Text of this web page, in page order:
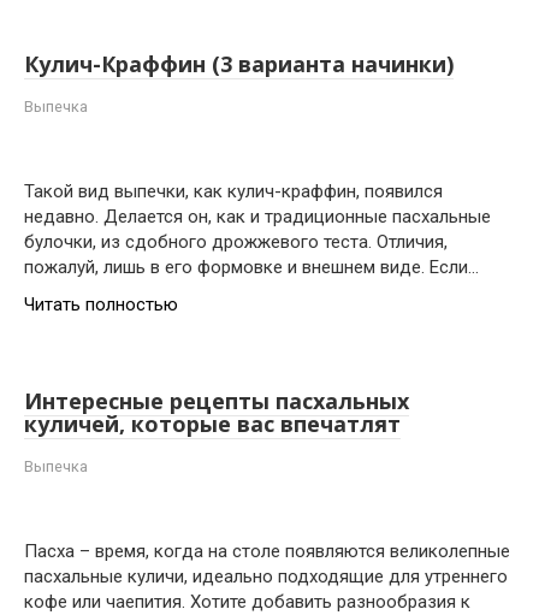
Кулич-Краффин (3 варианта начинки)
Выпечка
Такой вид выпечки, как кулич-краффин, появился
недавно. Делается он, как и традиционные пасхальные
булочки, из сдобного дрожжевого теста. Отличия,
пожалуй, лишь в его формовке и внешнем виде. Если…
Читать полностью
Интересные рецепты пасхальных
куличей, которые вас впечатлят
Выпечка
Пасха – время, когда на столе появляются великолепные
пасхальные куличи, идеально подходящие для утреннего
кофе или чаепития. Хотите добавить разнообразия к